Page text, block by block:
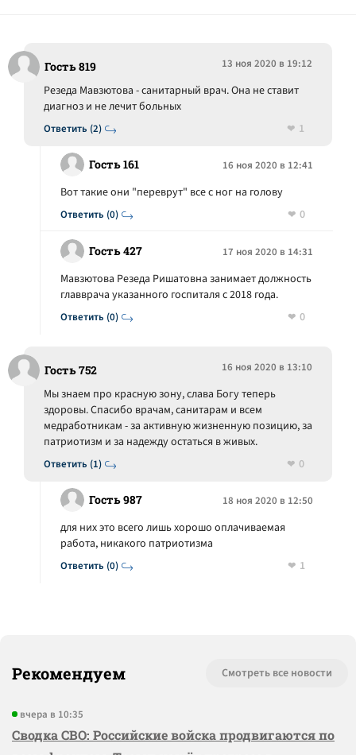
Гость 819 13 ноя 2020 в 19:12
Ответить (2)
Резеда Мавзютова - санитарный врач. Она не ставит
диагноз и не лечит больных
1
Гость 161 16 ноя 2020 в 12:41
Ответить (0)
Вот такие они "переврут" все с ног на голову
0
Гость 427 17 ноя 2020 в 14:31
Ответить (0)
Мавзютова Резеда Ришатовна занимает должность
главврача указанного госпиталя с 2018 года.
0
Гость 752 16 ноя 2020 в 13:10
Ответить (1)
Мы знаем про красную зону, слава Богу теперь
здоровы. Спасибо врачам, санитарам и всем
медработникам - за активную жизненную позицию, за
патриотизм и за надежду остаться в живых.
0
Гость 987 18 ноя 2020 в 12:50
Ответить (0)
для них это всего лишь хорошо оплачиваемая
работа, никакого патриотизма
1
Рекомендуем Смотреть все новости
вчера в 10:35
Сводка СВО: Российские войска продвигаются по